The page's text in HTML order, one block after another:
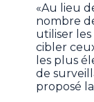
«Au lieu
nombre
utiliser
cibler
les plus
de
proposé